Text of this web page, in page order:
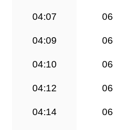
04:07
04:09
04:10
04:12
04:14